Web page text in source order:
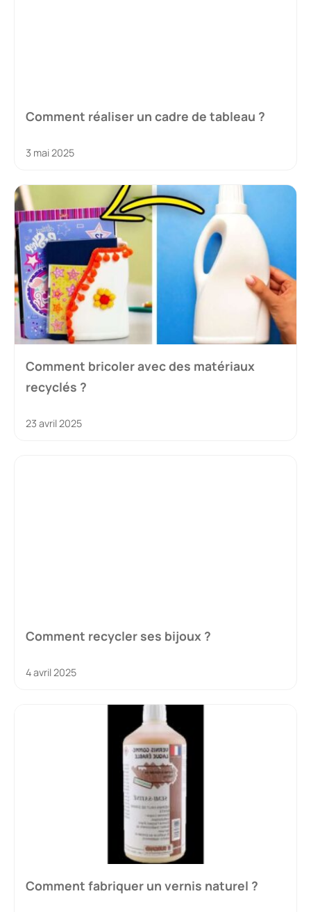
Comment réaliser un cadre de tableau ?
3 mai 2025
Comment bricoler avec des matériaux
recyclés ?
23 avril 2025
Comment recycler ses bijoux ?
4 avril 2025
Comment fabriquer un vernis naturel ?